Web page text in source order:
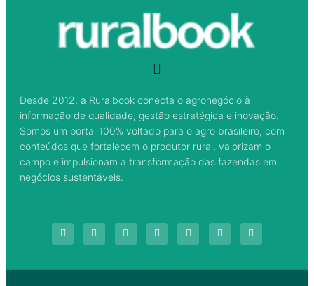
Desde 2012, a Ruralbook conecta o agronegócio à
informação de qualidade, gestão estratégica e inovação.
Somos um portal 100% voltado para o agro brasileiro, com
conteúdos que fortalecem o produtor rural, valorizam o
campo e impulsionam a transformação das fazendas em
negócios sustentáveis.